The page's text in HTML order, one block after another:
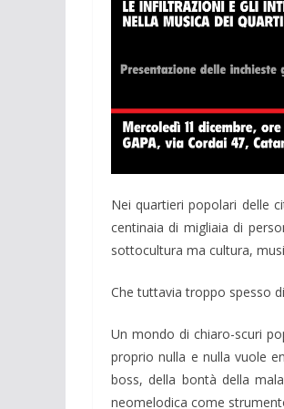
Nei quartieri popolari delle
centinaia di migliaia di
sottocultura ma cultura,
Che tuttavia troppo spesso
Un mondo di chiaro-scuri
proprio nulla e nulla vuole
boss, della bontà della
neomelodica come